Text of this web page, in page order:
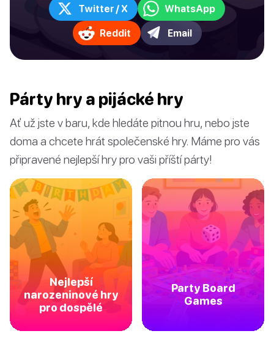
Twitter / X WhatsApp
Reddit Email
Párty hry a pijácké hry
Ať už jste v baru, kde hledáte pitnou hru, nebo jste
doma a chcete hrát společenské hry. Máme pro vás
připravené nejlepší hry pro vaši příští párty!
Nejlepší
narozeninové hry
pro dospělé
Party Board
Games